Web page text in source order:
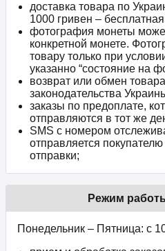
доставка товара по
1000 гривен –
фотография монеты
конкретной монете.
товару только при
указанно “состояние на
возврат или обмен
законодательства
заказы по предоплате,
отправляются в тот же
SMS с номером
отправляется
отправки;
Режим
Понедельник – Пятница: с